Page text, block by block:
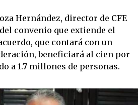
Hernández, director de CFE
convenio que extiende el
que contará con un
beneficiará al cien por
a 1.7 millones de personas.